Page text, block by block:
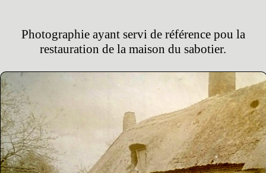
Photographie ayant servi de référence pou la
restauration de la maison du sabotier.